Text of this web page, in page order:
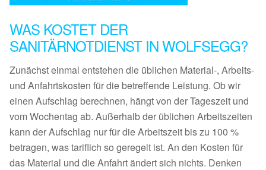
WAS KOSTET DER
SANITÄRNOTDIENST IN WOLFSEGG?
Zunächst einmal entstehen die üblichen Material-, Arbeits-
und Anfahrtskosten für die betreffende Leistung. Ob wir
einen Aufschlag berechnen, hängt von der Tageszeit und
vom Wochentag ab. Außerhalb der üblichen Arbeitszeiten
kann der Aufschlag nur für die Arbeitszeit bis zu 100 %
betragen, was tariflich so geregelt ist. An den Kosten für
das Material und die Anfahrt ändert sich nichts. Denken